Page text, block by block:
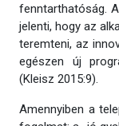
fenntarthatóság.
jelenti, hogy az
teremteni, az
egészen új
(Kleisz 2015:9).
Amennyiben a